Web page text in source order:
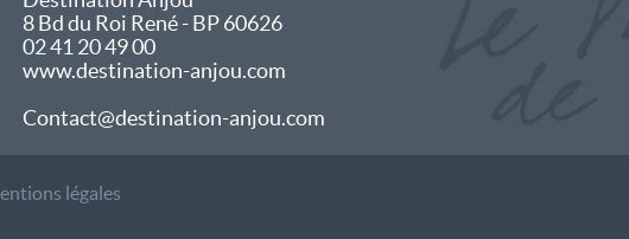
8 Bd du Roi René - BP 60626
02 41 20 49 00
www.destination-anjou.com
Contact@destination-anjou.com
légales